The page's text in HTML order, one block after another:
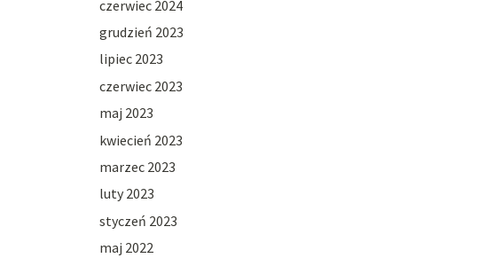
czerwiec 2024
grudzień 2023
lipiec 2023
czerwiec 2023
maj 2023
kwiecień 2023
marzec 2023
luty 2023
styczeń 2023
maj 2022